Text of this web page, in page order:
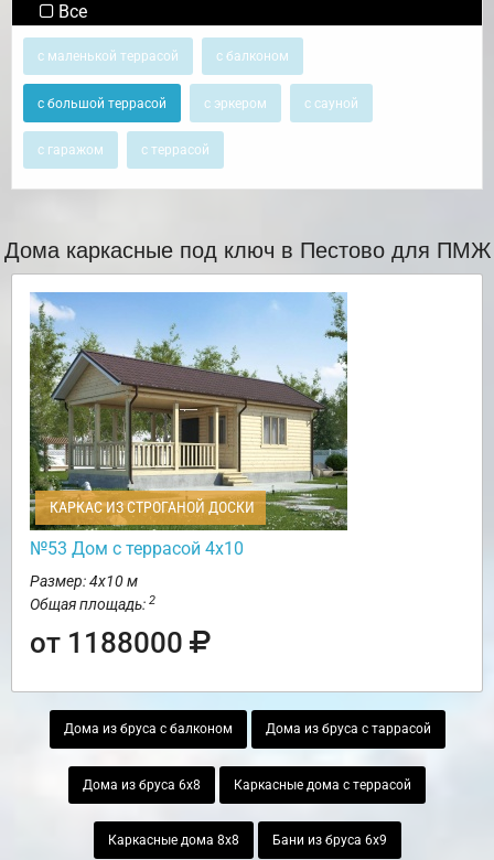
Все
с маленькой террасой с балконом
с большой террасой с эркером с сауной
с гаражом с террасой
Дома каркасные под ключ в Пестово для ПМЖ
КАРКАС ИЗ СТРОГАНОЙ ДОСКИ
№53 Дом с террасой 4х10
Размер: 4х10 м
Общая площадь: 2
от 1188000
Дома из бруса с балконом Дома из бруса с таррасой
Дома из бруса 6х8 Каркасные дома с террасой
Каркасные дома 8х8 Бани из бруса 6х9